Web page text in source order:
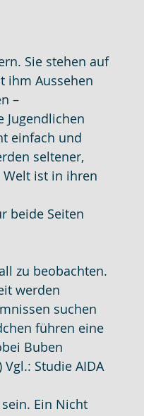
Sie stehen auf
ihm Aussehen
–
Jugendlichen
einfach und
seltener,
ist in ihren
beide Seiten
zu beobachten.
werden
suchen
führen eine
Buben
Studie AIDA
Ein Nicht